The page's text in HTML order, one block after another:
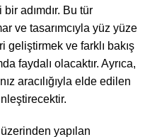
adımdır. Bu tür
ve tasarımcıyla yüz yüze
geliştirmek ve farklı bakış
faydalı olacaktır. Ayrıca,
aracılığıyla elde edilen
yapılan